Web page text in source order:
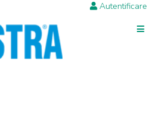
Autentificare